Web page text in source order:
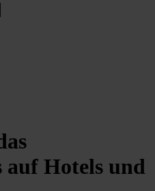
auf Hotels und